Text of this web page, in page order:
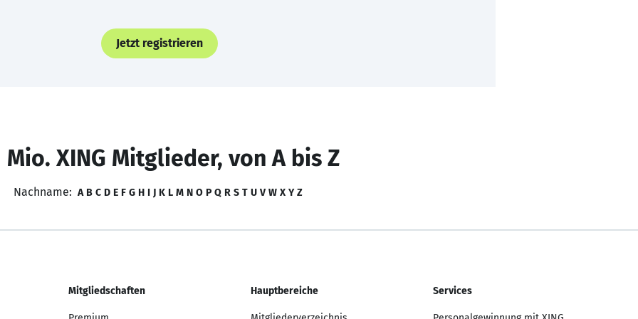
Jetzt registrieren
Mio. XING Mitglieder, von A bis Z
Nachname: A B C D E F G H I J K L M N O P Q R S T U V W X Y Z
Mitgliedschaften Hauptbereiche Services